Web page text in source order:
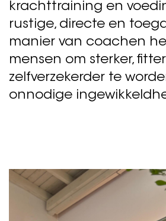
krachttraining en
rustige, directe en
manier van coachen
mensen om sterker,
zelfverzekerder te
onnodige